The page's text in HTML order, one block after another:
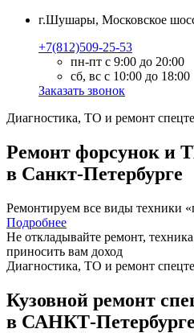
г.Шушары, Московское
+7(812)509-25-53
пн-пт с 9:00 до 20:00
сб, вс с 10:00 до 18:00
Заказать звонок
Диагностика, ТО и ремонт
Ремонт форсунок и
в Санкт-Петербурге
Ремонтируем все виды техники
Подробнее
Не откладывайте ремонт,
приносить вам доход
Диагностика, ТО и ремонт
Кузовной ремонт
в САНКТ-Петербурге